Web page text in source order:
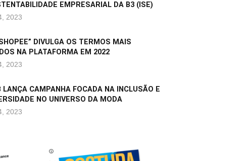
EMPRESARIAL DA B3 (ISE)
2023
DIVULGA OS TERMOS MAIS
NA PLATAFORMA EM 2022
2023
LANÇA CAMPANHA FOCADA NA INCLUSÃO E
NO UNIVERSO DA MODA
2023